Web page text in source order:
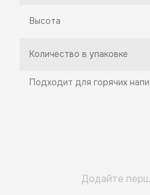
Высота
Количество в упаковке
Подходит для горячих
Додайте